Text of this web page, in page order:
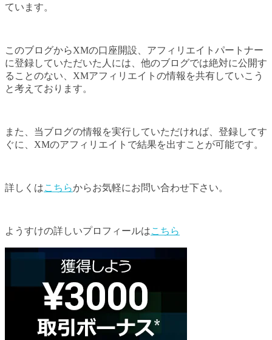
ています。
このブログからXMの口座開設、アフィリエイトパートナー
に登録していただいた人には、他のブログでは絶対に公開す
ることのない、XMアフィリエイトの情報を共有していこう
と考えております。
また、当ブログの情報を実行していただければ、登録してす
ぐに、XMのアフィリエイトで結果を出すことが可能です。
詳しくはこちらからお気軽にお問い合わせ下さい。
ようすけの詳しいプロフィールはこちら